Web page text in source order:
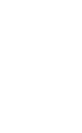
torsdag den 16. juli